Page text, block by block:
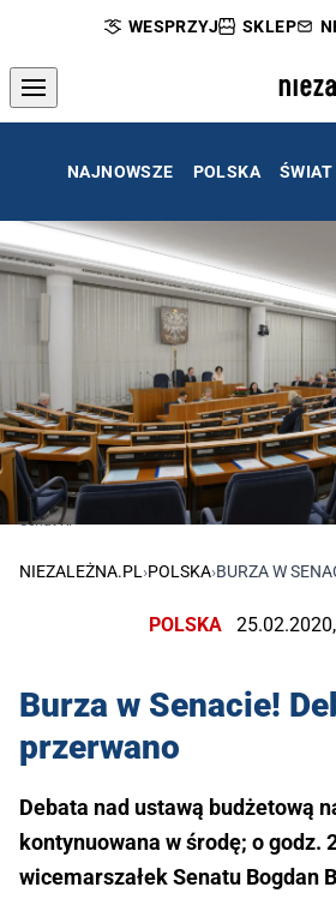
WESPRZYJ SKLEP
NAJNOWSZE POLSKA ŚWIAT
Senat RP
NIEZALEŻNA.PL ›POLSKA›BURZA W
POLSKA
Burza w Senacie!
przerwano
Debata nad ustawą budżetową
kontynuowana w środę; o godz.
wicemarszałek Senatu Bogdan